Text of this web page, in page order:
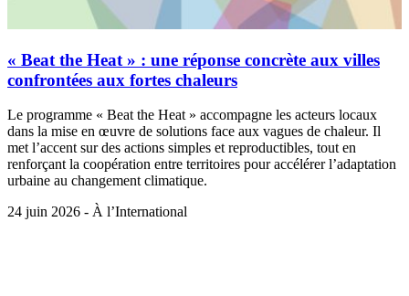
« Beat the Heat » : une réponse concrète aux villes
confrontées aux fortes chaleurs
Le programme « Beat the Heat » accompagne les acteurs locaux
dans la mise en œuvre de solutions face aux vagues de chaleur. Il
met l’accent sur des actions simples et reproductibles, tout en
renforçant la coopération entre territoires pour accélérer l’adaptation
urbaine au changement climatique.
24 juin 2026 - À l’International